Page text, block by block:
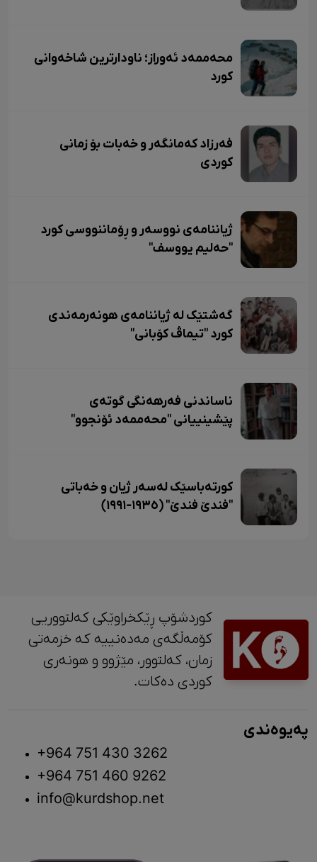
محەممەد ئەوراز؛ ناودارترین شاخەوانی
کورد
فەرزاد کەمانگەر و خەبات بۆ زمانی
کوردی
ژیاننامەی نووسەر و ڕۆماننووسی کورد
"حەلیم یووسف"
گەشتێک لە ژیاننامەی هونەرمەندی
کورد "تیماڤ کۆبانی"
ناساندنی فەرهەنگی گوتەی
پێشینییانی "محەممەد ئۆنجوو"
کورتەباسێک لەسەر ژیان و خەباتی
"فندێ فندێ" (١٩٣٥-١٩٩١)
کوردشۆپ ڕێکخراوێکی کەلتووریی
کۆمەڵگەی مەدەنییە کە خزمەتی
زمان، کەلتوور، مێژوو و ‎هونەری
کوردی دەکات.
پەیوەندی
+964 751 430 3262
+964 751 460 9262
info@kurdshop.net